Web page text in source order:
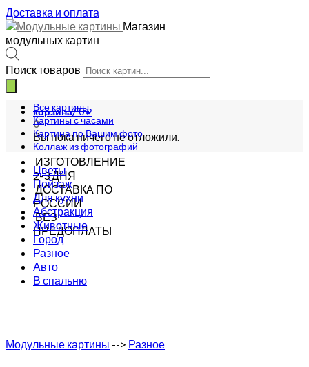
Доставка и оплата
Магазин
модульных картин
Поиск товаров
корзина/0₽
0
Вы пока ничего не отложили.
ИЗГОТОВЛЕНИЕ
2-3 ДНЯ
ДОСТАВКА ПО
РОССИИ
БЕЗ
ПРЕДОПЛАТЫ
Все картины
Картины с часами
Картина по Вашим фото
Коллаж из фотографий
Цветы
Пейзаж
Для кухни
Абстракция
Животные
Город
Разное
Авто
В спальню
Модульные картины --> Разное